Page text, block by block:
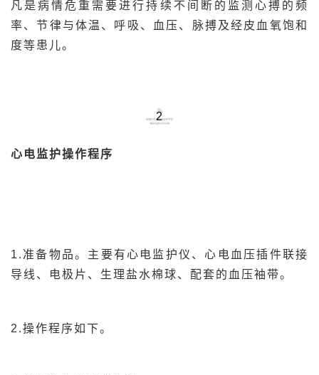
凡是病情危重需要进行持续不间断的监测心搏的频
率、节律与体温、呼吸、血压、脉搏及经皮血氧饱和
度等患儿。
2
心电监护操作程序
1.准备物品。主要有心电监护仪、心电血压插件联接
导线、电极片、生理盐水棉球、配套的血压袖带。
2.操作程序如下。